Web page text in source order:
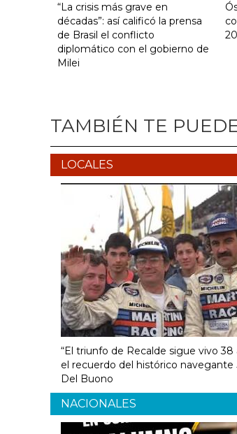
“La crisis más grave en
décadas”: así calificó la prensa
de Brasil el conflicto
diplomático con el gobierno de
Milei
TAMBIÉN TE
LOCALES
“El triunfo de Recalde sigue vivo 38
el recuerdo del histórico navegante
Del Buono
NACIONALES